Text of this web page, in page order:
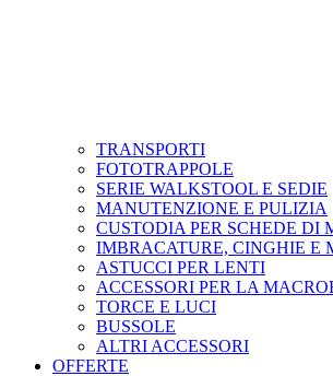
TRANSPORTI
FOTOTRAPPOLE
SERIE WALKSTOOL E SEDIE
MANUTENZIONE E PULIZIA
CUSTODIA PER SCHEDE DI
IMBRACATURE, CINGHIE E
ASTUCCI PER LENTI
ACCESSORI PER LA
TORCE E LUCI
BUSSOLE
ALTRI ACCESSORI
OFFERTE